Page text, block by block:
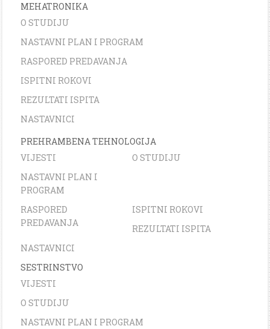
MEHATRONIKA
O STUDIJU
NASTAVNI PLAN I PROGRAM
RASPORED PREDAVANJA
ISPITNI ROKOVI
REZULTATI ISPITA
NASTAVNICI
PREHRAMBENA TEHNOLOGIJA
VIJESTI
O STUDIJU
NASTAVNI PLAN I
PROGRAM
RASPORED
PREDAVANJA
ISPITNI ROKOVI
REZULTATI ISPITA
NASTAVNICI
SESTRINSTVO
VIJESTI
O STUDIJU
NASTAVNI PLAN I PROGRAM